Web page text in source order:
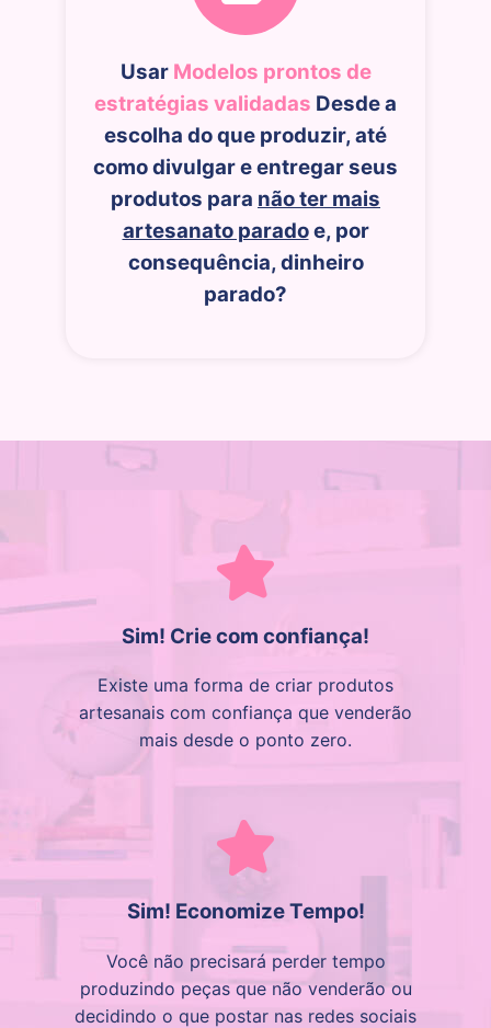
Usar Modelos prontos de
estratégias validadas Desde a
escolha do que produzir, até
como divulgar e entregar seus
produtos para não ter mais
artesanato paradoe, por
consequência, dinheiro
parado?
Sim! Crie com confiança!
Existe uma forma de criar produtos
artesanais com confiança que venderão
mais desde o ponto zero.
Sim! Economize Tempo!
Você não precisará perder tempo
produzindo peças que não venderão ou
decidindo o que postar nas redes sociais